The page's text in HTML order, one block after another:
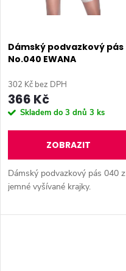
Dámský podvazkový pás
No.040 EWANA
302 Kč bez DPH
366 Kč
Skladem do 3 dnů 3 ks
ZOBRAZIT
Dámský podvazkový pás 040 z
jemné vyšívané krajky.